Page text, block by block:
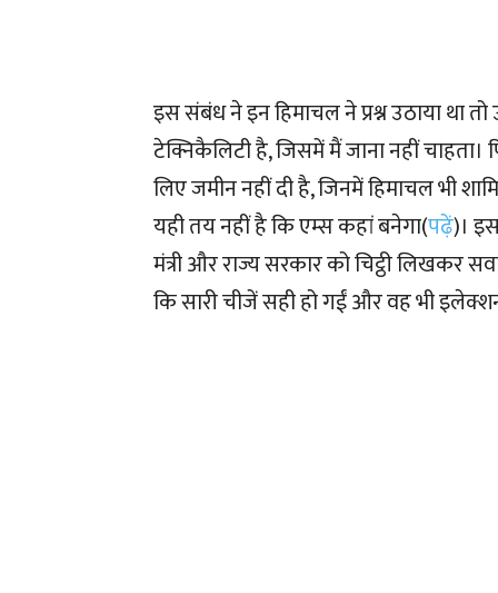
इस संबंध ने इन हिमाचल ने प्रश्न उठाया था
टेक्निकैलिटी है, जिसमें मैं जाना नहीं चाहता।
लिए जमीन नहीं दी है, जिनमें हिमाचल भी
यही तय नहीं है कि एम्स कहां बनेगा(पढ़ें)।
मंत्री और राज्य सरकार को चिट्ठी लिखकर
कि सारी चीजें सही हो गईं और वह भी